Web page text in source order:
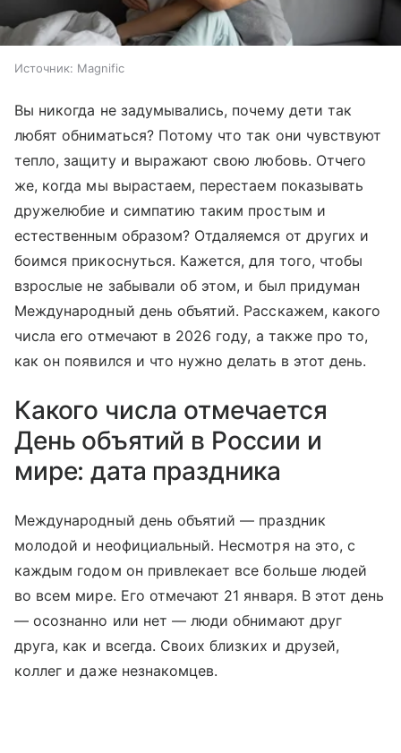
Источник: Magnific
Вы никогда не задумывались, почему дети так
любят обниматься? Потому что так они чувствуют
тепло, защиту и выражают свою любовь. Отчего
же, когда мы вырастаем, перестаем показывать
дружелюбие и симпатию таким простым и
естественным образом? Отдаляемся от других и
боимся прикоснуться. Кажется, для того, чтобы
взрослые не забывали об этом, и был придуман
Международный день объятий. Расскажем, какого
числа его отмечают в 2026 году, а также про то,
как он появился и что нужно делать в этот день.
Какого числа отмечается
День объятий в России и
мире: дата праздника
Международный день объятий — праздник
молодой и неофициальный. Несмотря на это, с
каждым годом он привлекает все больше людей
во всем мире. Его отмечают 21 января. В этот день
— осознанно или нет — люди обнимают друг
друга, как и всегда. Своих близких и друзей,
коллег и даже незнакомцев.